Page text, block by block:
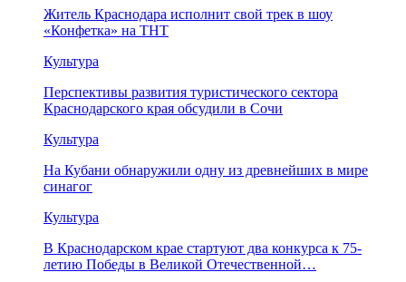
Житель Краснодара исполнит свой трек в шоу
«Конфетка» на ТНТ
Культура
Перспективы развития туристического сектора
Краснодарского края обсудили в Сочи
Культура
На Кубани обнаружили одну из древнейших в мире
синагог
Культура
В Краснодарском крае стартуют два конкурса к 75-
летию Победы в Великой Отечественной…